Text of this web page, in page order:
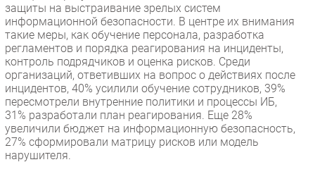
защиты на выстраивание зрелых систем
информационной безопасности. В центре их внимания
такие меры, как обучение персонала, разработка
регламентов и порядка реагирования на инциденты,
контроль подрядчиков и оценка рисков. Среди
организаций, ответивших на вопрос о действиях после
инцидентов, 40% усилили обучение сотрудников, 39%
пересмотрели внутренние политики и процессы ИБ,
31% разработали план реагирования. Еще 28%
увеличили бюджет на информационную безопасность,
27% сформировали матрицу рисков или модель
нарушителя.